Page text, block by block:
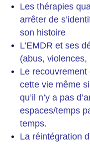
Les thérapies
arrêter de
son histoire
L’EMDR et ses
(abus,
Le recouvrement
cette vie même
qu’il n’y a pas
espaces/temps
temps.
La réintégration